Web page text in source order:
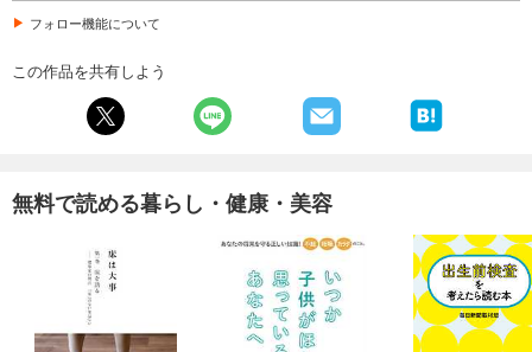
フォロー機能について
この作品を共有しよう
無料で読める暮らし・健康・美容